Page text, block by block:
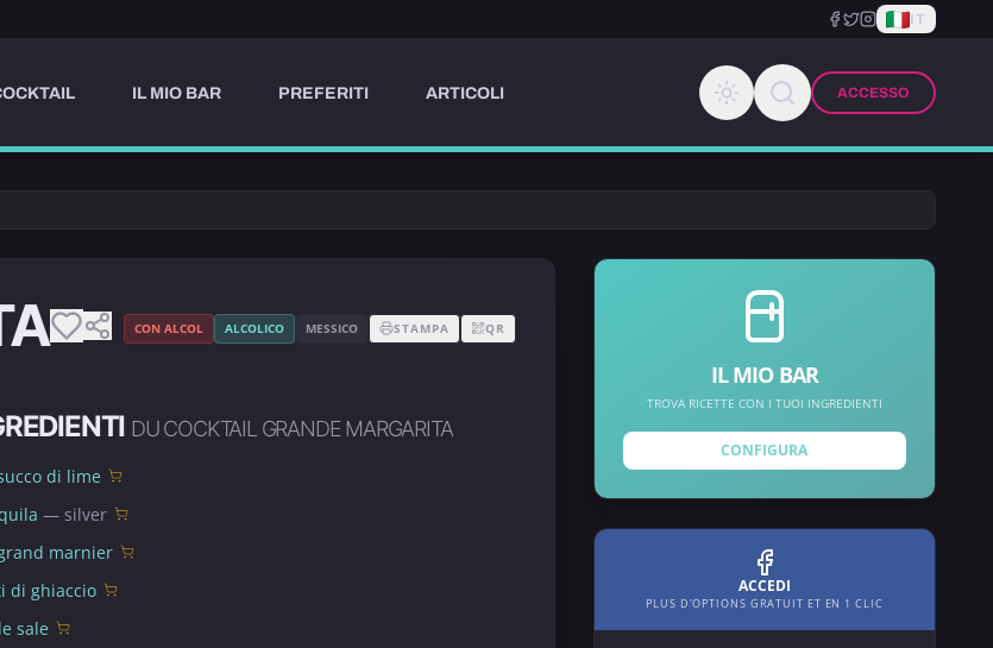
IT
IL MIO BAR PREFERITI ARTICOLI ACCESSO
CON ALCOL ALCOLICO MESSICO STAMPA QR
DU COCKTAIL GRANDE MARGARITA
di lime
— silver
marnier
di ghiaccio
sale
IL MIO BAR
TROVA RICETTE CON I TUOI INGREDIENTI
CONFIGURA
ACCEDI
PLUS D'OPTIONS GRATUIT ET EN 1 CLIC